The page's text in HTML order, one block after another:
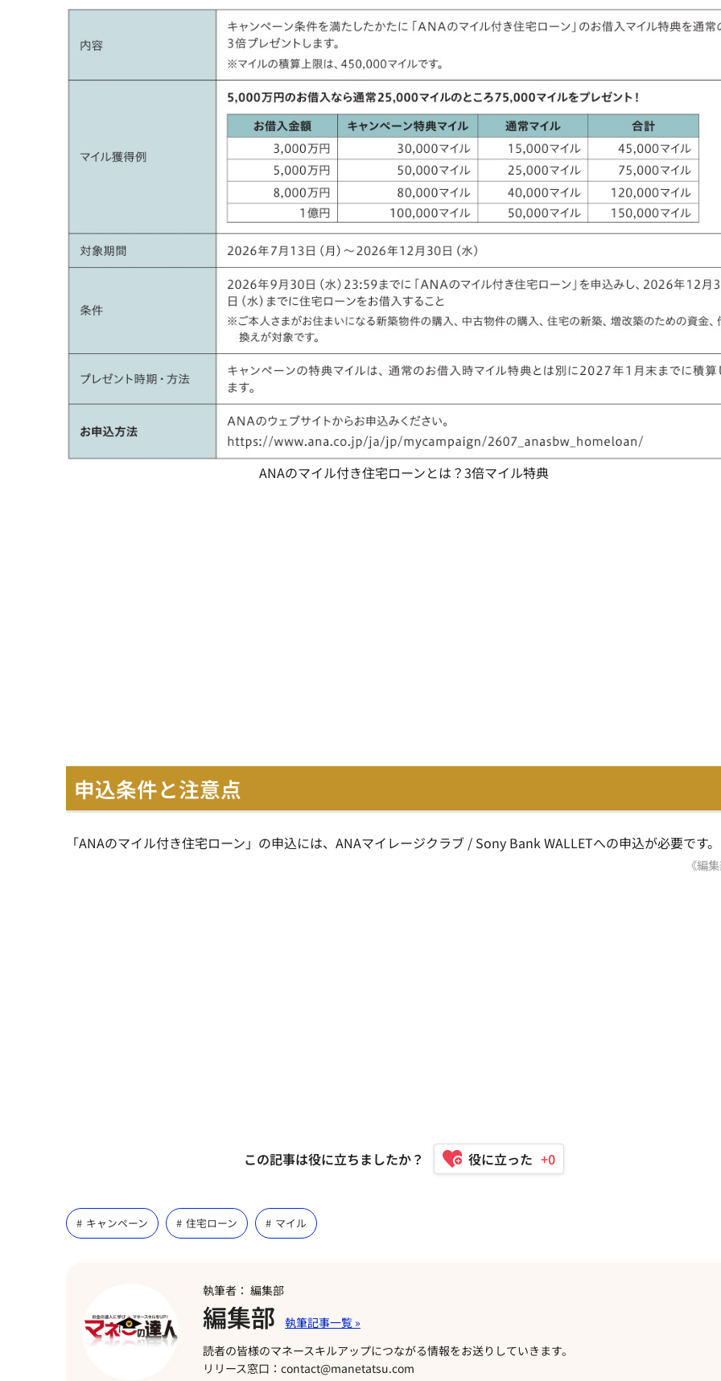
ANAのマイル付き住宅ローンとは？3倍マイル特典
申込条件と注意点
「ANAのマイル付き住宅ローン」の申込には、ANAマイレージクラブ / Sony Bank WALLETへの申込が必要です。
《編
この記事は役に立ちましたか？ +0
キャンペーン 住宅ローン マイル
執筆者： 編集部
編集部
読者の皆様のマネースキルアップにつながる情報をお送りしていきます。
リリース窓口：contact@manetatsu.com